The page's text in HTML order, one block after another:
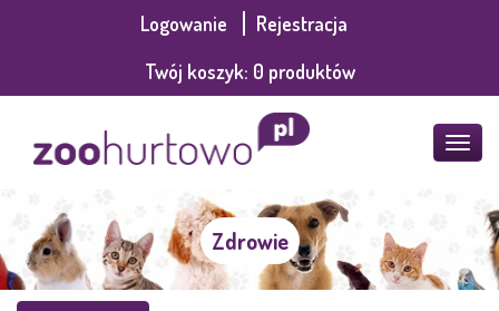
Logowanie
Rejestracja
Twój koszyk: 0 produktów
Zdrowie